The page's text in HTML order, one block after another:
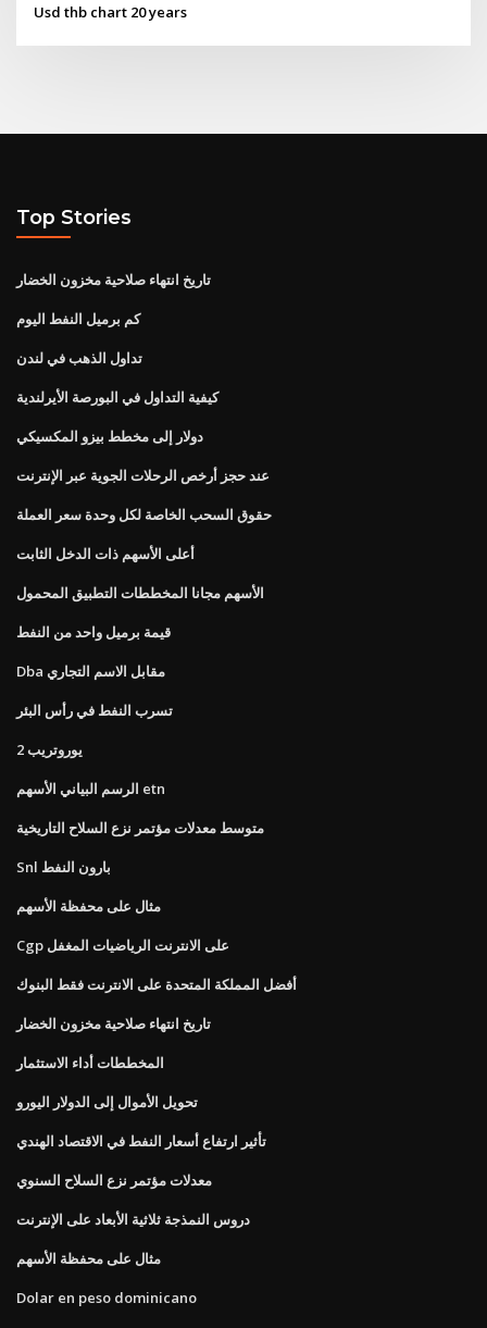
Usd thb chart 20 years
Top Stories
تاريخ انتهاء صلاحية مخزون الخضار
كم برميل النفط اليوم
تداول الذهب في لندن
كيفية التداول في البورصة الأيرلندية
دولار إلى مخطط بيزو المكسيكي
عند حجز أرخص الرحلات الجوية عبر الإنترنت
حقوق السحب الخاصة لكل وحدة سعر العملة
أعلى الأسهم ذات الدخل الثابت
الأسهم مجانا المخططات التطبيق المحمول
قيمة برميل واحد من النفط
Dba مقابل الاسم التجاري
تسرب النفط في رأس البئر
يوروتريب 2
الرسم البياني الأسهم etn
متوسط ​​معدلات مؤتمر نزع السلاح التاريخية
Snl بارون النفط
مثال على محفظة الأسهم
Cgp على الانترنت الرياضيات المغفل
أفضل المملكة المتحدة على الانترنت فقط البنوك
تاريخ انتهاء صلاحية مخزون الخضار
المخططات أداء الاستثمار
تحويل الأموال إلى الدولار اليورو
تأثير ارتفاع أسعار النفط في الاقتصاد الهندي
معدلات مؤتمر نزع السلاح السنوي
دروس النمذجة ثلاثية الأبعاد على الإنترنت
مثال على محفظة الأسهم
Dolar en peso dominicano